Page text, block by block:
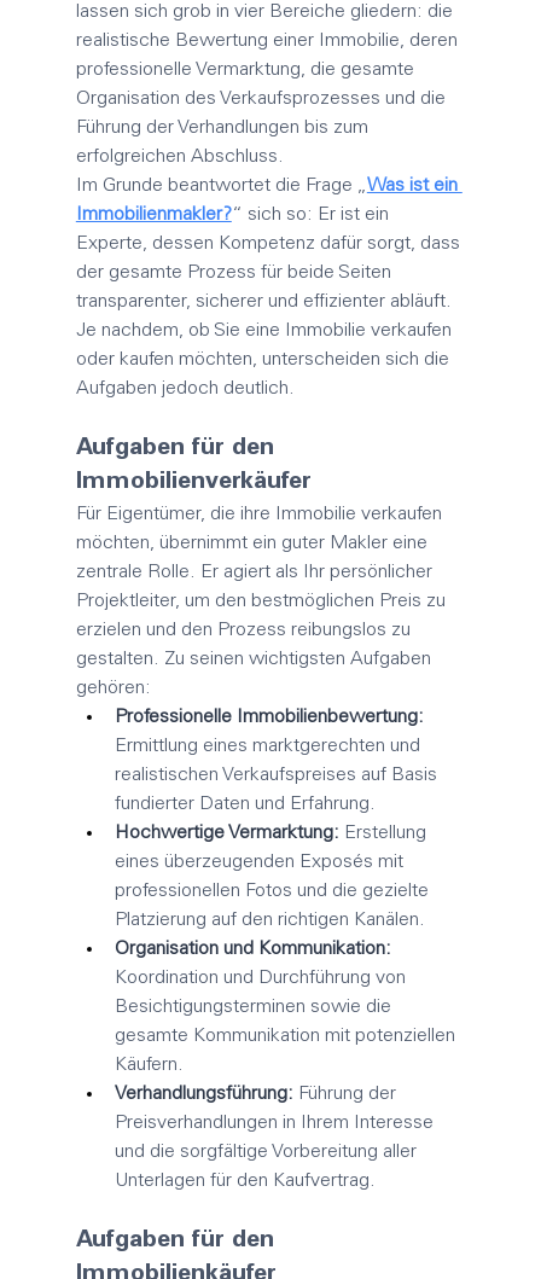
lassen sich grob in vier Bereiche gliedern: die
realistische Bewertung einer Immobilie, deren
professionelle Vermarktung, die gesamte
Organisation des Verkaufsprozesses und die
Führung der Verhandlungen bis zum
erfolgreichen Abschluss.
Im Grunde beantwortet die Frage „Was ist ein
Immobilienmakler?“ sich so: Er ist ein
Experte, dessen Kompetenz dafür sorgt, dass
der gesamte Prozess für beide Seiten
transparenter, sicherer und effizienter abläuft.
Je nachdem, ob Sie eine Immobilie verkaufen
oder kaufen möchten, unterscheiden sich die
Aufgaben jedoch deutlich.
Aufgaben für den
Immobilienverkäufer
Für Eigentümer, die ihre Immobilie verkaufen
möchten, übernimmt ein guter Makler eine
zentrale Rolle. Er agiert als Ihr persönlicher
Projektleiter, um den bestmöglichen Preis zu
erzielen und den Prozess reibungslos zu
gestalten. Zu seinen wichtigsten Aufgaben
gehören:
Professionelle Immobilienbewertung:
Ermittlung eines marktgerechten und
realistischen Verkaufspreises auf Basis
fundierter Daten und Erfahrung.
Hochwertige Vermarktung: Erstellung
eines überzeugenden Exposés mit
professionellen Fotos und die gezielte
Platzierung auf den richtigen Kanälen.
Organisation und Kommunikation:
Koordination und Durchführung von
Besichtigungsterminen sowie die
gesamte Kommunikation mit potenziellen
Käufern.
Verhandlungsführung: Führung der
Preisverhandlungen in Ihrem Interesse
und die sorgfältige Vorbereitung aller
Unterlagen für den Kaufvertrag.
Aufgaben für den